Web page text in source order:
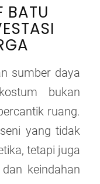
BATU
sumber daya
bukan
ruang.
yang tidak
tetapi juga
keindahan